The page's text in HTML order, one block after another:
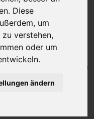
Diese
um
zu verstehen,
oder um
ändern
ML-Club-
des ML-Club-
wird zwischen
Regelungen